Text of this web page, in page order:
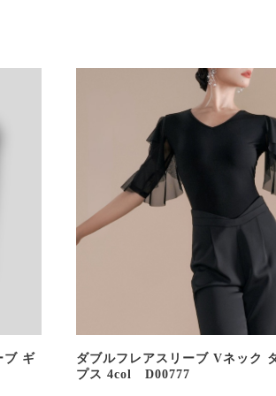
ブ ギ
ダブルフレアスリーブ Vネック
プス 4col D00777